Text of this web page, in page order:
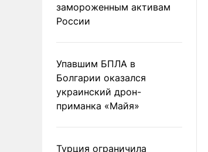
замороженным активам
России
Упавшим БПЛА в
Болгарии оказался
украинский дрон-
приманка «Майя»
Турция ограничила